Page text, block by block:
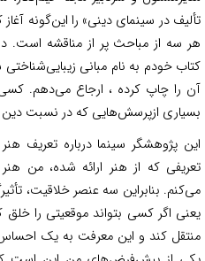
در سینمای دینی» را این‌گونه آغاز
سه از مباحث پر از مناقشه است. در
خودم به نام مبانی زیبایی‌شناختی
را چاپ کرده ، ارجاع می‌دهم. کسی
ازپرسش‌هایی که در نسبت دین و
پژوهشگر سینما درباره تعریف
که از هنر ارائه شده، من هنر
بنابراین سه عنصر خلاقیت،
اگر کسی بتواند موقعیتی را خلق
کند و این معرفت به یک احساس